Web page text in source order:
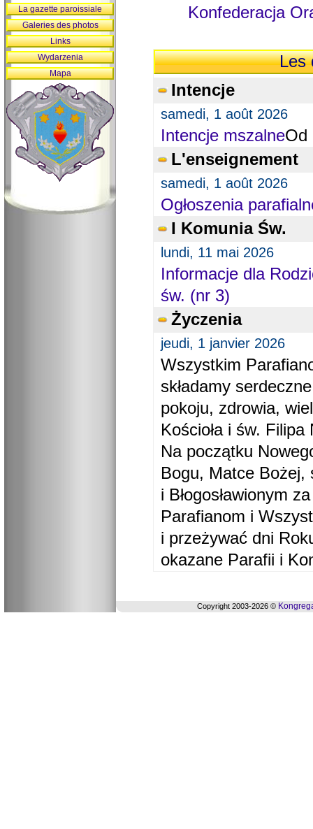
Konfederacja
Les
Intencje
samedi, 1 août 2026
Intencje mszalneOd
L'enseignement
samedi, 1 août 2026
Ogłoszenia
I Komunia Św.
lundi, 11 mai 2026
Informacje dla
św. (nr 3)
Życzenia
jeudi, 1 janvier 2026
Wszystkim
składamy
pokoju, zdrowia,
Kościoła i św. Filipa
Na początku
Bogu, Matce Bożej,
i Błogosławionym
Parafianom i
i przeżywać dni
okazane Parafii i
La gazette paroissiale
Galeries des photos
Links
Wydarzenia
Mapa
Copyright 2003-2026 ©